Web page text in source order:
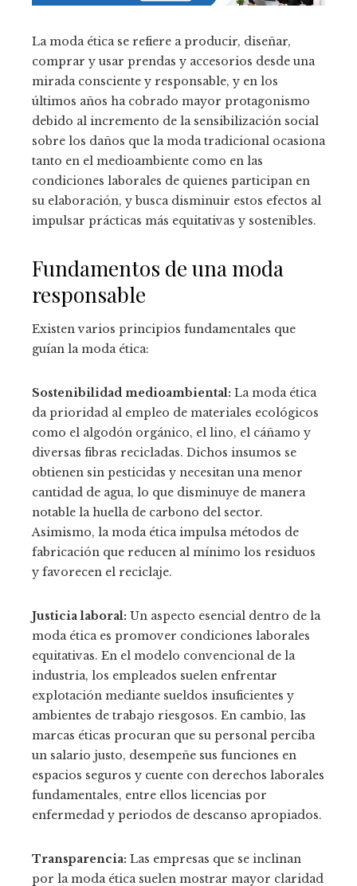
La moda ética se refiere a producir, diseñar,
comprar y usar prendas y accesorios desde una
mirada consciente y responsable, y en los
últimos años ha cobrado mayor protagonismo
debido al incremento de la sensibilización social
sobre los daños que la moda tradicional ocasiona
tanto en el medioambiente como en las
condiciones laborales de quienes participan en
su elaboración, y busca disminuir estos efectos al
impulsar prácticas más equitativas y sostenibles.
Fundamentos de una moda
responsable
Existen varios principios fundamentales que
guían la moda ética:
Sostenibilidad medioambiental: La moda ética
da prioridad al empleo de materiales ecológicos
como el algodón orgánico, el lino, el cáñamo y
diversas fibras recicladas. Dichos insumos se
obtienen sin pesticidas y necesitan una menor
cantidad de agua, lo que disminuye de manera
notable la huella de carbono del sector.
Asimismo, la moda ética impulsa métodos de
fabricación que reducen al mínimo los residuos
y favorecen el reciclaje.
Justicia laboral: Un aspecto esencial dentro de la
moda ética es promover condiciones laborales
equitativas. En el modelo convencional de la
industria, los empleados suelen enfrentar
explotación mediante sueldos insuficientes y
ambientes de trabajo riesgosos. En cambio, las
marcas éticas procuran que su personal perciba
un salario justo, desempeñe sus funciones en
espacios seguros y cuente con derechos laborales
fundamentales, entre ellos licencias por
enfermedad y periodos de descanso apropiados.
Transparencia: Las empresas que se inclinan
por la moda ética suelen mostrar mayor claridad